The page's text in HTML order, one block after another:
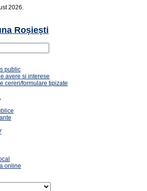
2026.
public
avere si interese
cereri/formulare tipizate
online